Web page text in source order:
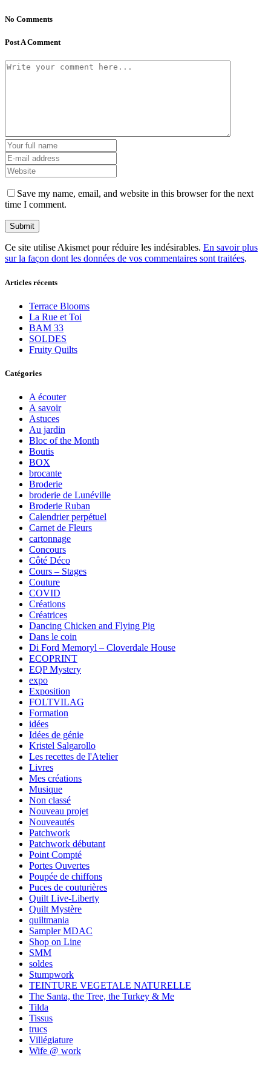
No Comments
Post A Comment
Save my name, email, and website in this browser for the next
time I comment.
Ce site utilise Akismet pour réduire les indésirables. En savoir plus
sur la façon dont les données de vos commentaires sont traitées.
Articles récents
Terrace Blooms
La Rue et Toi
BAM 33
SOLDES
Fruity Quilts
Catégories
A écouter
A savoir
Astuces
Au jardin
Bloc of the Month
Boutis
BOX
brocante
Broderie
broderie de Lunéville
Broderie Ruban
Calendrier perpétuel
Carnet de Fleurs
cartonnage
Concours
Côté Déco
Cours – Stages
Couture
COVID
Créations
Créatrices
Dancing Chicken and Flying Pig
Dans le coin
Di Ford Memoryl – Cloverdale House
ECOPRINT
EQP Mystery
expo
Exposition
FOLTVILAG
Formation
idées
Idées de génie
Kristel Salgarollo
Les recettes de l'Atelier
Livres
Mes créations
Musique
Non classé
Nouveau projet
Nouveautés
Patchwork
Patchwork débutant
Point Compté
Portes Ouvertes
Poupée de chiffons
Puces de couturières
Quilt Live-Liberty
Quilt Mystère
quiltmania
Sampler MDAC
Shop on Line
SMM
soldes
Stumpwork
TEINTURE VEGETALE NATURELLE
The Santa, the Tree, the Turkey & Me
Tilda
Tissus
trucs
Villégiature
Wife @ work